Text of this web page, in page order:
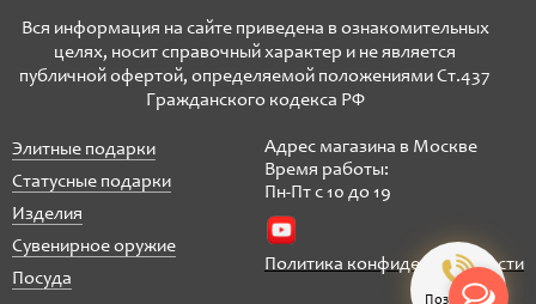
Позвонить
Вся информация на сайте приведена в ознакомительных
целях, носит справочный характер и не является
публичной офертой, определяемой положениями Ст.437
Гражданского кодекса РФ
Элитные подарки
Статусные подарки
Изделия
Сувенирное оружие
Посуда
Адрес магазина в Москве
Время работы:
Пн-Пт с 10 до 19
Политика конфиденциальности